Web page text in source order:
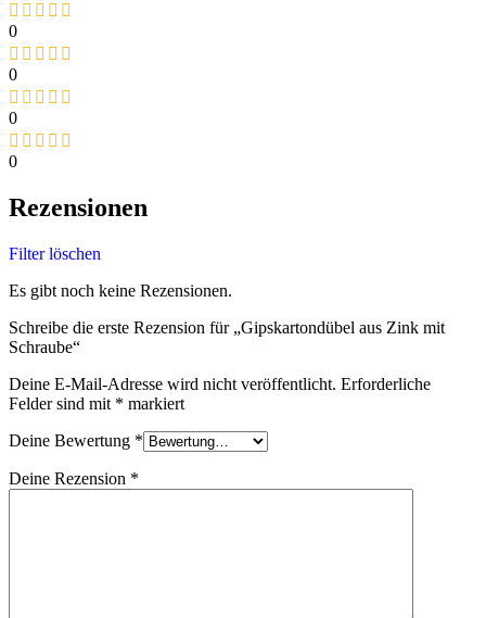
0
0
0
0
Rezensionen
Filter löschen
Es gibt noch keine Rezensionen.
Schreibe die erste Rezension für „Gipskartondübel aus Zink mit
Schraube“
Deine E-Mail-Adresse wird nicht veröffentlicht. Erforderliche
Felder sind mit * markiert
Deine Bewertung *
Deine Rezension *